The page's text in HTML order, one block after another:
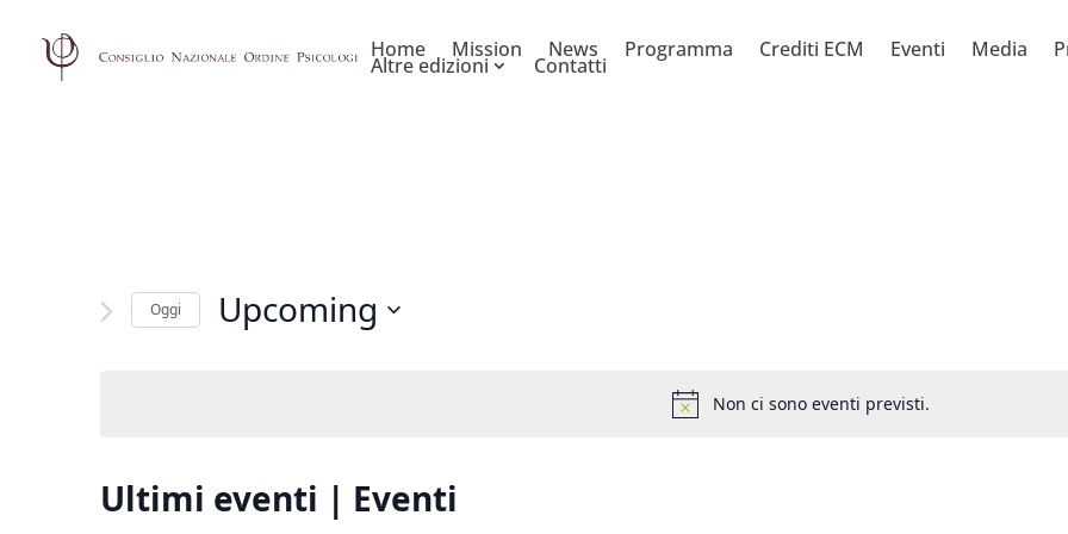
Home Mission News Programma Crediti ECM Eventi Media
Altre edizioni Contatti
Non ci sono eventi previsti.
Oggi Upcoming
Ultimi eventi | Eventi